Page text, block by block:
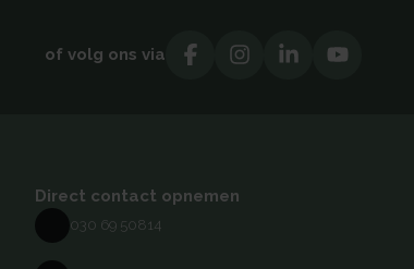
of volg ons via
Direct contact opnemen
030 69 50814